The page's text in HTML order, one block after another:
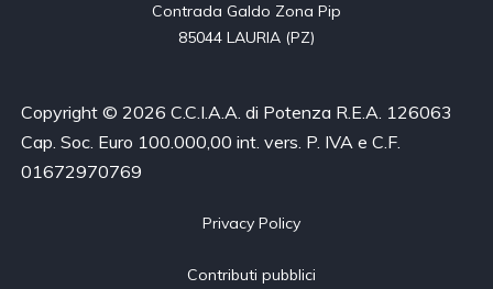
Contrada Galdo Zona Pip
85044 LAURIA (PZ)
Copyright © 2026 C.C.I.A.A. di Potenza R.E.A. 126063
Cap. Soc. Euro 100.000,00 int. vers. P. IVA e C.F.
01672970769
Privacy Policy
Contributi pubblici